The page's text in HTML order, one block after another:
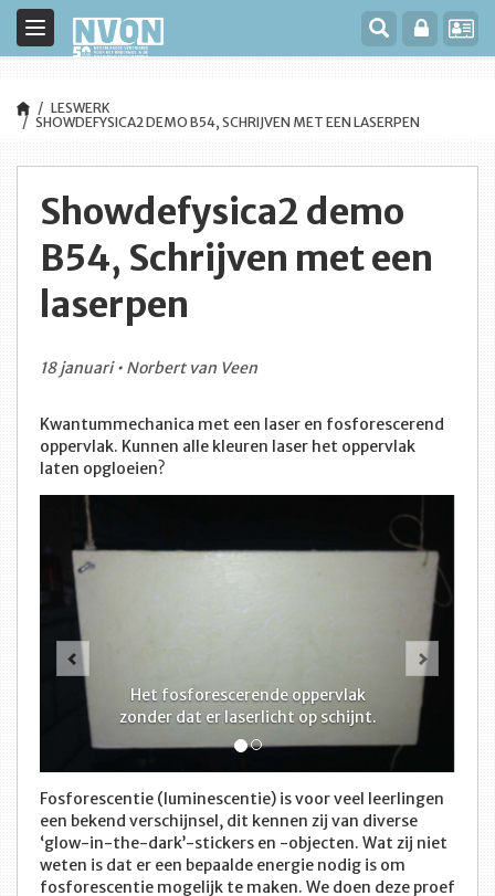
Toggle
navigation
LESWERK
SHOWDEFYSICA2 DEMO B54, SCHRIJVEN MET EEN LASERPEN
Showdefysica2 demo
B54, Schrijven met een
laserpen
18 januari • Norbert van Veen
Kwantummechanica met een laser en fosforescerend
oppervlak. Kunnen alle kleuren laser het oppervlak
laten opgloeien?
Het fosforescerende oppervlak
zonder dat er laserlicht op schijnt.
Vorige
Fosforescentie (luminescentie) is voor veel leerlingen
een bekend verschijnsel, dit kennen zij van diverse
‘glow-in-the-dark’-stickers en -objecten. Wat zij niet
weten is dat er een bepaalde energie nodig is om
fosforescentie mogelijk te maken. We doen deze proef